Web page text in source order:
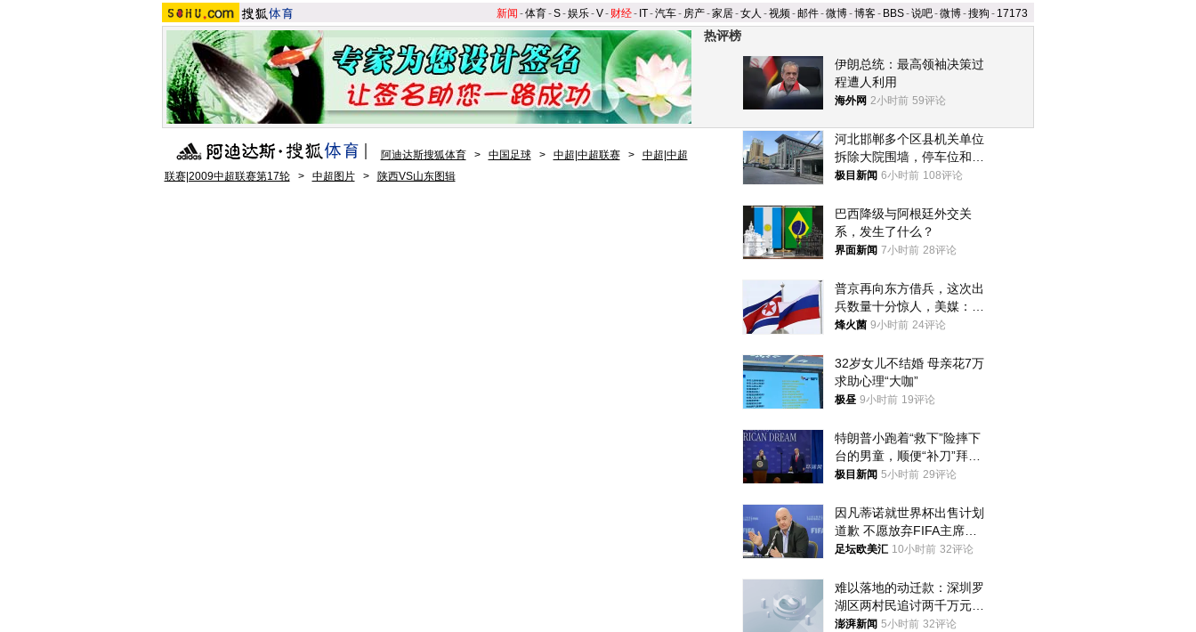
新闻 -体育-S-娱乐-V- 财经- IT-汽车- 房产-家居-女人 -视频-邮件-微博-博客- BBS-说吧-微博-搜狗 - 17173
热评榜
伊朗总统：最高领袖决策过
程遭人利用
海外网 2小时前 59评论
河北邯郸多个区县机关单位
拆除大院围墙，停车位和厕
所免费开放，当地多部门回
极目新闻 6小时前 108评论
巴西降级与阿根廷外交关
系，发生了什么？
界面新闻 7小时前 28评论
普京再向东方借兵，这次出
兵数量十分惊人，美媒：俄
朝要动真格？
烽火菌 9小时前 24评论
32岁女儿不结婚 母亲花7万
求助心理“大咖”
极昼 9小时前 19评论
特朗普小跑着“救下”险摔下
台的男童，顺便“补刀”拜
登：“我可不想他像拜登一
极目新闻 5小时前 29评论
因凡蒂诺就世界杯出售计划
道歉 不愿放弃FIFA主席职
位
足坛欧美汇 10小时前 32评论
难以落地的动迁款：深圳罗
湖区两村民追讨两千万元动
迁款八年未果
澎湃新闻 5小时前 32评论
阿迪达斯搜狐体育 > 中国足球 > 中超|中超联赛 >
中超|中超
联赛|2009中超联赛第17轮
> 中超图片 > 陕西VS山东图辑